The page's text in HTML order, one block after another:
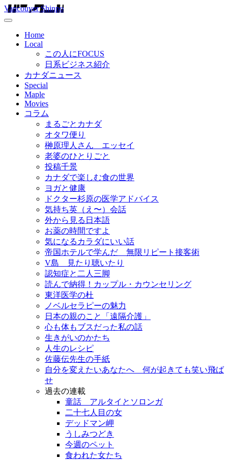
Vancouver Shinpo
Home
Local
この人にFOCUS
日系ビジネス紹介
カナダニュース
Special
Maple
Movies
コラム
まるごとカナダ
オタワ便り
榊原理人さん エッセイ
老婆のひとりごと
投稿千景
カナダで楽しむ食の世界
ヨガと健康
ドクター杉原の医学アドバイス
気持ち英（え〜）会話
外から見る日本語
お薬の時間ですよ
気になるカラダにいい話
帝国ホテルで学んだ 無限リピート接客術
V島 見たり聴いたり
認知症と二人三脚
読んで納得！カップル・カウンセリング
東洋医学の杜
ノベルセラピーの魅力
日本の親のこと「遠隔介護」
心も体もブスだった私の話
生きがいのかたち
人生のレシピ
佐藤伝先生の手紙
自分を変えたいあなたへ 何が起きても笑い飛ば
せ
過去の連載
童話 アルタイとソロンガ
二十七人目の女
デッドマン岬
うしみつどき
今週のペット
食われた女たち